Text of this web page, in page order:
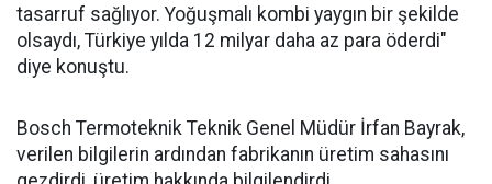
tasarruf sağlıyor. Yoğuşmalı kombi yaygın bir şekilde
olsaydı, Türkiye yılda 12 milyar daha az para öderdi"
diye konuştu.
Bosch Termoteknik Teknik Genel Müdür İrfan Bayrak,
verilen bilgilerin ardından fabrikanın üretim sahasını